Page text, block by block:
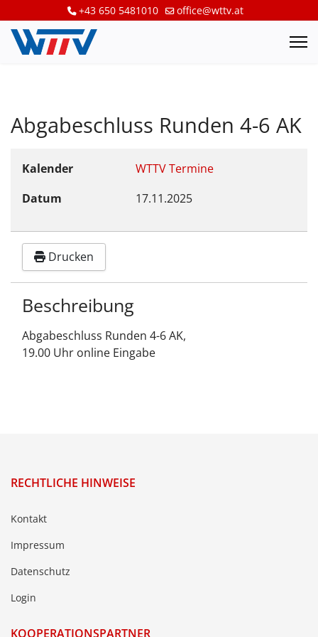
+43 650 5481010 office@wttv.at
Abgabeschluss Runden 4-6 AK
Kalender
WTTV Termine
Datum
17.11.2025
Drucken
Beschreibung
Abgabeschluss Runden 4-6 AK,
19.00 Uhr online Eingabe
RECHTLICHE HINWEISE
Kontakt
Impressum
Datenschutz
Login
KOOPERATIONSPARTNER